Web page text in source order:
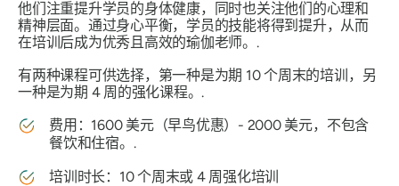
他们注重提升学员的身体健康，同时也关注他们的心理和
精神层面。通过身心平衡，学员的技能将得到提升，从而
在培训后成为优秀且高效的瑜伽老师。.
有两种课程可供选择，第一种是为期 10 个周末的培训，另
一种是为期 4 周的强化课程。.
费用：1600 美元（早鸟优惠）- 2000 美元，不包含
餐饮和住宿。.
培训时长：10 个周末或 4 周强化培训